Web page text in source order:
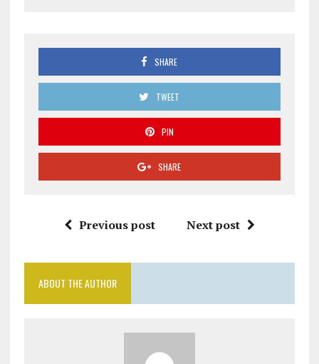
SHARE
TWEET
PIN
SHARE
Previous post Next post
ABOUT THE AUTHOR